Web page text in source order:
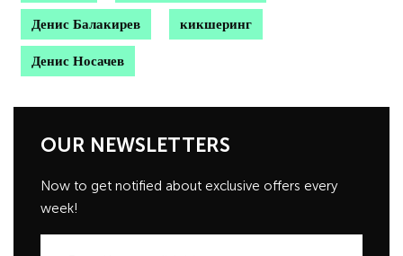
Денис Балакирев кикшеринг
Денис Носачев
OUR NEWSLETTERS
Now to get notified about exclusive offers every
week!